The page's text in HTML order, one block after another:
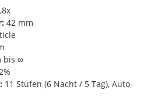
42 mm
bis ∞
11 Stufen (6 Nacht / 5 Tag), Auto-